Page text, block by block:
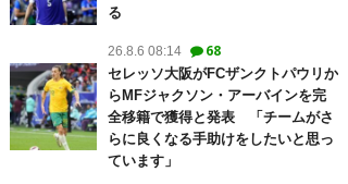
る
26.8.6 08:14 68
セレッソ大阪がFCザンクトパウリか
らMFジャクソン・アーバインを完
全移籍で獲得と発表 「チームがさ
らに良くなる手助けをしたいと思っ
ています」